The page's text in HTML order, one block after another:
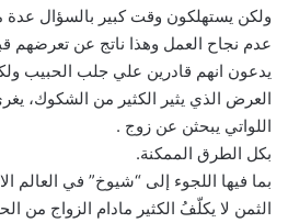
ولكن يستهلكون وقت كبير بالسؤال
عدم نجاح العمل وهذا ناتج عن تعرضهم
يدعون انهم قادرين علي جلب الحبيب
العرض الذي يثير الكثير من الشكوك،
اللواتي يبحثن عن زوج .
بكل الطرق الممكنة.
بما فيها اللجوء إلى “شيوخ” في العالم
الثمن لا يكلّفُ الكثير مادام الزواج من